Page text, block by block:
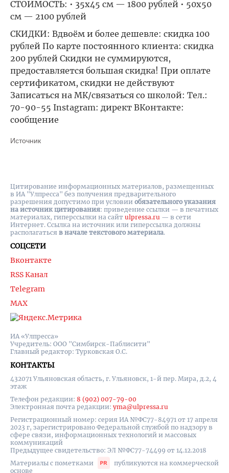
СТОИМОСТЬ: • 35х45 см — 1800 рублей • 50х50
см — 2100 рублей
СКИДКИ: Вдвоём и более дешевле: скидка 100
рублей По карте постоянного клиента: скидка
200 рублей Скидки не суммируются,
предоставляется большая скидка! При оплате
сертификатом, скидки не действуют
Записаться на МК/связаться со школой: Тел.:
70-90-55 Instagram: директ ВКонтакте:
сообщение
Источник
ИА «Улпресса»
Учредитель: ООО "Симбирск-Паблисити"
Главный редактор: Турковская О.С.
КОНТАКТЫ
432071 Ульяновская область, г. Ульяновск, 1-й пер. Мира, д.2, 4
этаж
Телефон редакции: 8 (902) 007-79-00
Электронная почта редакции: yma@ulpressa.ru
Регистрационный номер: серия ИА №ФС77-84971 от 17 апреля
2023 г, зарегистрировано Федеральной службой по надзору в
сфере связи, информационных технологий и массовых
коммуникаций
Предыдущее свидетельство: ЭЛ №ФС77-74499 от 14.12.2018
Материалы с пометками
публикуются на коммерческой
основе
СОЦСЕТИ
Вконтакте
RSS Канал
Telegram
MAX
Цитирование информационных материалов, размещенных
в ИА "Улпресса" без получения предварительного
разрешения допустимо при условии обязательного указания
на источник цитирования: приведение ссылки — в печатных
материалах, гиперссылки на cайт ulpressa.ru — в сети
Интернет. Ссылка на источник или гиперссылка должны
располагаться в начале текстового материала.